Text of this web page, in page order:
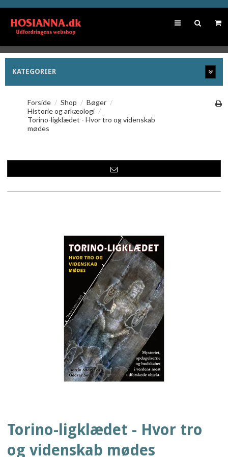
KATEGORIER
Forside / Shop / Bøger /
Historie og arkæologi /
Torino-ligklædet - Hvor tro og videnskab
mødes
Torino-ligklædet - Hvor tro
og videnskab mødes